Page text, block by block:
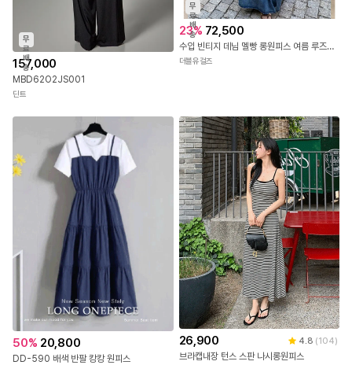
무
료
배
송
157,000
MBD62O2JS001
딘트
무
료
배
송
23% 72,500
수입 빈티지 데님 멜빵 롱원피스 여름 루즈핏 나시 하이웨스트 체형커버 휴양지 데일리
더블유걸즈
50% 20,800
DD-590 배색 반팔 캉캉 원피스
26,900 4.8 (104)
브라캡내장 턴스 스판 나시롱원피스